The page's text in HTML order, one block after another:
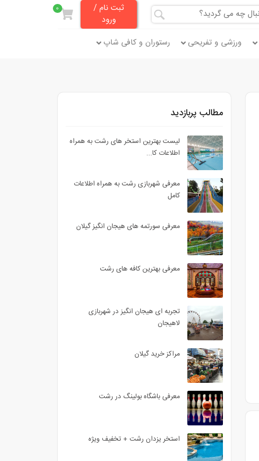
ثبت نام /
ورود
0
ورزشی و تفریحی رستوران و کافی شاپ
مطالب پربازدید
لیست بهترین استخر های رشت به همراه
اطلاعات کا...
معرفی شهربازی رشت به همراه اطلاعات
کامل
معرفی سورتمه های هیجان انگیز گیلان
معرفی بهترین کافه های رشت
تجربه ای هیجان انگیز در شهربازی
لاهیجان
مراکز خرید گیلان
معرفی باشگاه بولینگ در رشت
استخر یزدان رشت + تخفیف ویژه